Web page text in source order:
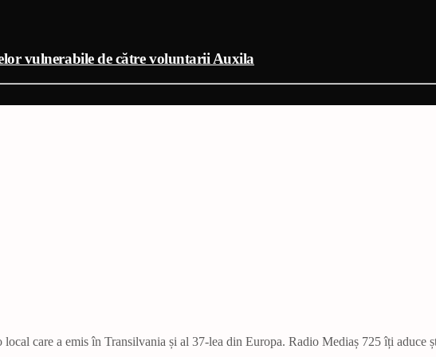
vulnerabile de către voluntarii Auxila
care a emis în Transilvania și al 37-lea din Europa. Radio Mediaș 725 îți aduce